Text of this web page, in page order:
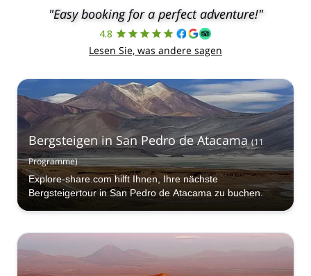
"Easy booking for a perfect adventure!"
4.8
Lesen Sie, was andere sagen
Bergsteigen in San Pedro de Atacama (11
Programme)
Explore-share.com hilft Ihnen, Ihre nächste
Bergsteigertour in San Pedro de Atacama zu buchen.